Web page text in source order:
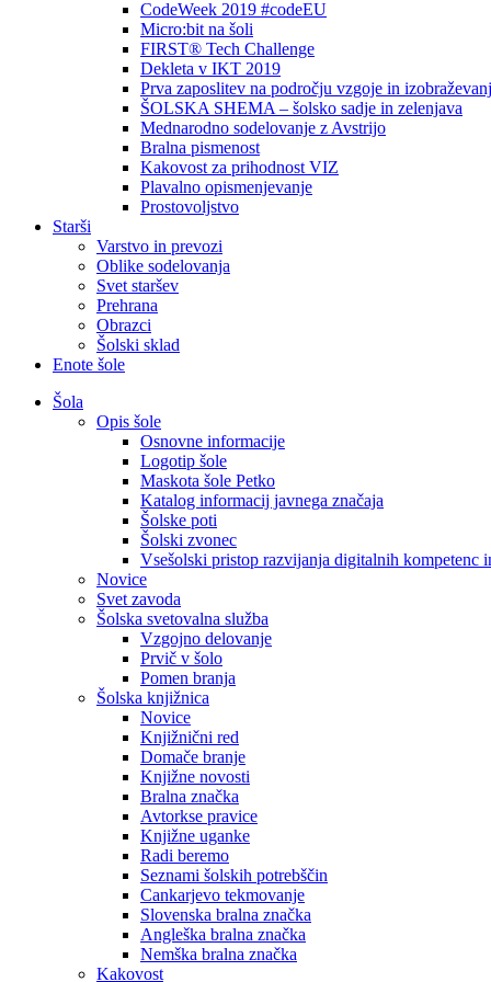
CodeWeek 2019 #codeEU
Micro:bit na šoli
FIRST® Tech Challenge
Dekleta v IKT 2019
Prva zaposlitev na področju vzgoje in
ŠOLSKA SHEMA – šolsko sadje in zelenjava
Mednarodno sodelovanje z Avstrijo
Bralna pismenost
Kakovost za prihodnost VIZ
Plavalno opismenjevanje
Prostovoljstvo
Starši
Varstvo in prevozi
Oblike sodelovanja
Svet staršev
Prehrana
Obrazci
Šolski sklad
Enote šole
Šola
Opis šole
Osnovne informacije
Logotip šole
Maskota šole Petko
Katalog informacij javnega značaja
Šolske poti
Šolski zvonec
Vsešolski pristop razvijanja digitalnih kompetenc
Novice
Svet zavoda
Šolska svetovalna služba
Vzgojno delovanje
Prvič v šolo
Pomen branja
Šolska knjižnica
Novice
Knjižnični red
Domače branje
Knjižne novosti
Bralna značka
Avtorkse pravice
Knjižne uganke
Radi beremo
Seznami šolskih potrebščin
Cankarjevo tekmovanje
Slovenska bralna značka
Angleška bralna značka
Nemška bralna značka
Kakovost